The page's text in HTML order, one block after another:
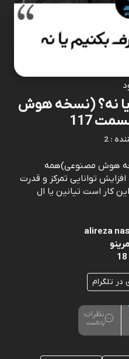
یا نه؟ (نسخه هوش
117
هوش مصنوعی)همه
توانایی تمرکز و قدرت
کار است تیانین یا ال
alireza
18
در تلگرام
نظرات
پادکست